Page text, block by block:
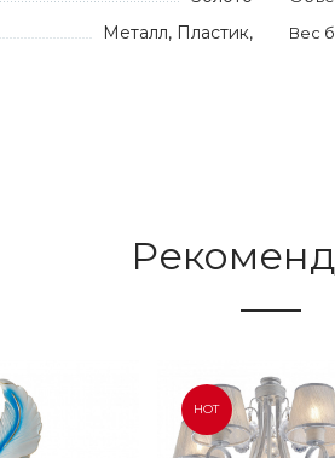
Металл, Пластик,
Вес
HOT